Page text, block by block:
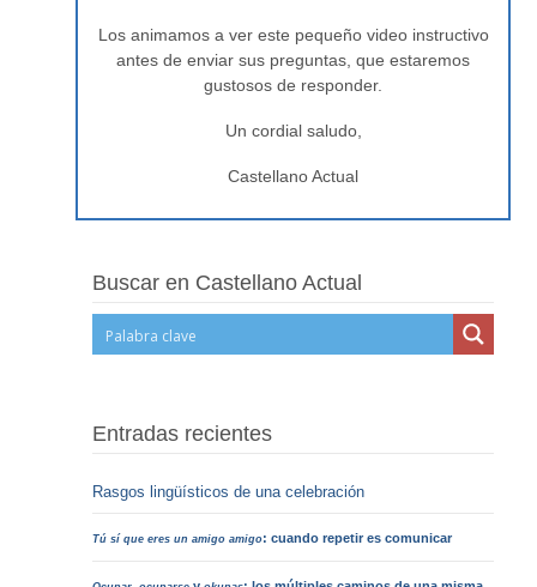
Los animamos a ver este pequeño video instructivo
antes de enviar sus preguntas, que estaremos
gustosos de responder.
Un cordial saludo,
Castellano Actual
Buscar en Castellano Actual
Entradas recientes
Rasgos lingüísticos de una celebración
Tú sí que eres un amigo amigo: cuando repetir es comunicar